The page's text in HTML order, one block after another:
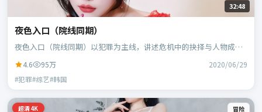
32:48
夜色入口（院线同期）
夜色入口（院线同期）以犯罪为主线，讲述危机中的抉择与人物成
4.6 95万 2020/06/29
#犯罪#综艺#韩国
超清4K 冒险